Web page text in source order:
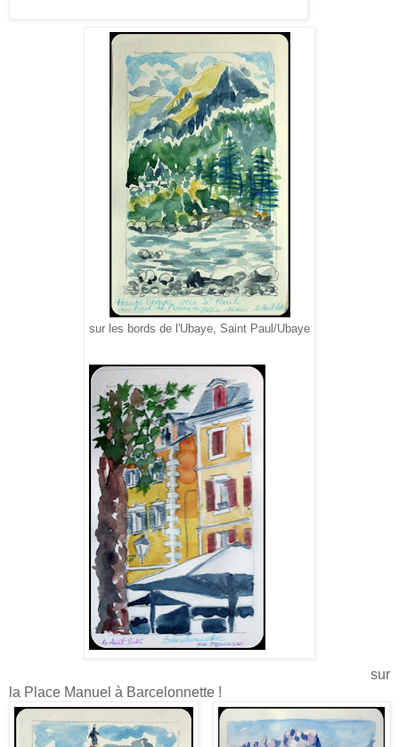
sur les bords de l'Ubaye, Saint Paul/Ubaye
sur
la Place Manuel à Barcelonnette !